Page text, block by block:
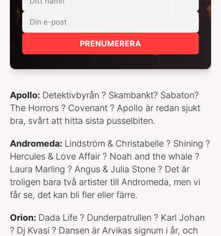
PRENUMERERA
Apollo: Detektivbyrån ? Skambankt? Sabaton?
The Horrors ? Covenant ? Apollo är redan sjukt
bra, svårt att hitta sista pusselbiten.
Andromeda: Lindström & Christabelle ? Shining ?
Hercules & Love Affair ? Noah and the whale ?
Laura Marling ? Angus & Julia Stone ? Det är
troligen bara två artister till Andromeda, men vi
får se, det kan bli fler eller färre.
Orion: Dada Life ? Dunderpatrullen ? Karl Johan
? Dj Kvasi ? Dansen är Arvikas signum i år, och